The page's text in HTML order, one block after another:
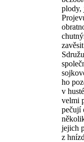
plody,
ho
v
velmi
pečují
jejich
z